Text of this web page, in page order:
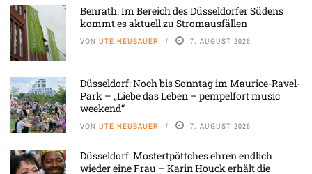
Benrath: Im Bereich des Düsseldorfer Südens
kommt es aktuell zu Stromausfällen
VON UTE NEUBAUER 7. AUGUST 2026
Düsseldorf: Noch bis Sonntag im Maurice-Ravel-
Park – „Liebe das Leben – pempelfort music
weekend“
VON UTE NEUBAUER 7. AUGUST 2026
Düsseldorf: Mostertpöttches ehren endlich
wieder eine Frau – Karin Houck erhält die